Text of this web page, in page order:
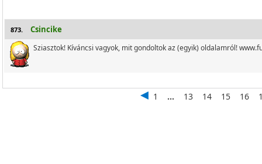
873. Csincike
Sziasztok! Kíváncsi vagyok, mit gondoltok az (egyik) oldalamról!
1 ... 13 14 15 16